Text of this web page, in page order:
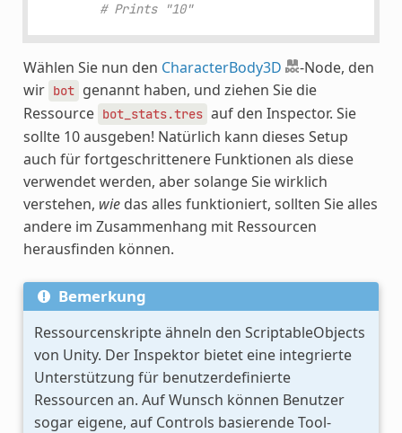
# Prints "10"
Wählen Sie nun den CharacterBody3D
-Node, den
wir bot genannt haben, und ziehen Sie die
Ressource bot_stats.tres auf den Inspector. Sie
sollte 10 ausgeben! Natürlich kann dieses Setup
auch für fortgeschrittenere Funktionen als diese
verwendet werden, aber solange Sie wirklich
verstehen, wiedas alles funktioniert, sollten Sie alles
andere im Zusammenhang mit Ressourcen
herausfinden können.
Bemerkung
Ressourcenskripte ähneln den ScriptableObjects
von Unity. Der Inspektor bietet eine integrierte
Unterstützung für benutzerdefinierte
Ressourcen an. Auf Wunsch können Benutzer
sogar eigene, auf Controls basierende Tool-